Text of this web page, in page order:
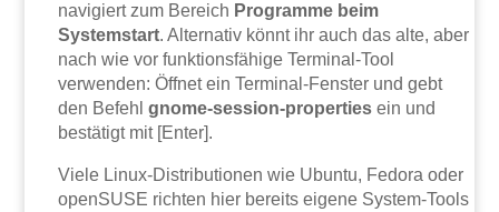
navigiert zum Bereich Programme beim
Systemstart. Alternativ könnt ihr auch das alte, aber
nach wie vor funktionsfähige Terminal-Tool
verwenden: Öffnet ein Terminal-Fenster und gebt
den Befehlgnome-session-properties ein und
bestätigt mit [Enter].
Viele Linux-Distributionen wie Ubuntu, Fedora oder
openSUSE richten hier bereits eigene System-Tools